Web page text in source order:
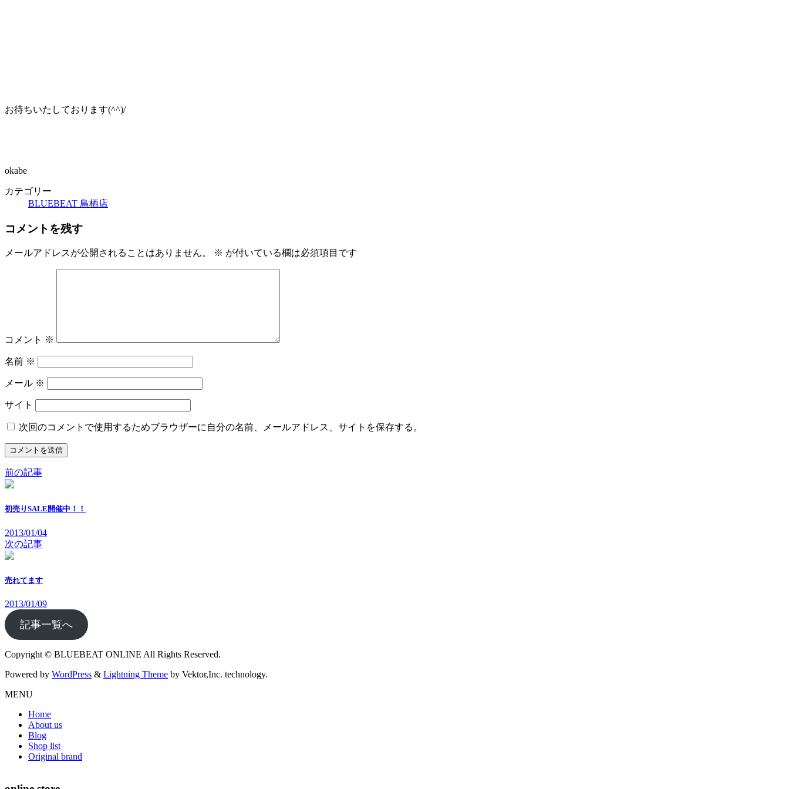
お待ちいたしております(^^)/
okabe
カテゴリー
BLUEBEAT 鳥栖店
コメントを残す
メールアドレスが公開されることはありません。 ※ が付いている欄は必須項目です
コメント ※
名前 ※
メール ※
サイト
次回のコメントで使用するためブラウザーに自分の名前、メールアドレス、サイトを保存する。
前の記事
初売りSALE開催中！！
2013/01/04
次の記事
売れてます
2013/01/09
記事一覧へ
Copyright © BLUEBEAT ONLINE All Rights Reserved.
Powered by WordPress & Lightning Theme by Vektor,Inc. technology.
MENU
Home
About us
Blog
Shop list
Original brand